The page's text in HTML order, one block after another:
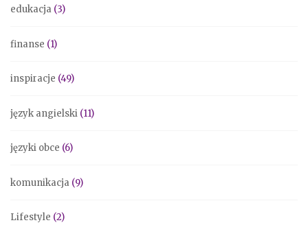
edukacja (3)
finanse (1)
inspiracje (49)
język angielski (11)
języki obce (6)
komunikacja (9)
Lifestyle (2)